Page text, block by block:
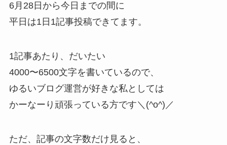
6月28日から今日までの間に
平日は1日1記事投稿できてます。
1記事あたり、だいたい
4000〜6500文字を書いているので、
ゆるいブログ運営が好きな私としては
かーなーり頑張っている方です＼(^o^)／
ただ、記事の文字数だけ見ると、